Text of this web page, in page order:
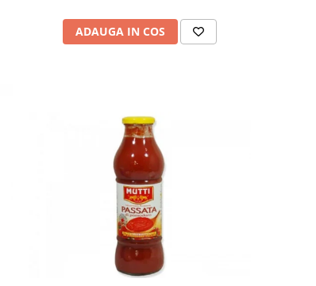
ADAUGA IN COS